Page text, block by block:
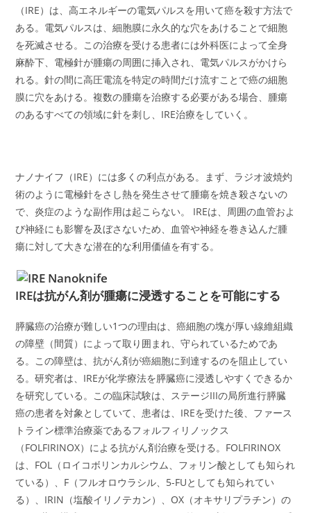
（IRE）は、高エネルギーの電気パルスを用いて癌を殺す方法で
ある。電気パルスは、細胞膜に永久的な穴をあけることで細胞
を死滅させる。この治療を受ける患者には外科医によって全身
麻酔下、電極針が腫瘍の周囲に挿入され、電気パルスがかけら
れる。針の間に高圧電流を特定の時間だけ流すことで癌の細胞
膜に穴をあける。複数の腫瘍を治療する必要がある場合、腫瘍
のあるすべての領域に針を刺し、IRE治療をしていく。
ナノナイフ（IRE）には多くの利点がある。まず、ラジオ波焼灼
術のように電極針をさし熱を発生させて腫瘍を焼き殺さないの
で、炎症のような副作用は起こらない。 IREは、周囲の血管およ
び神経にも影響を及ぼさないため、血管や神経を巻き込んだ腫
瘍に対して大きな潜在的な利用価値を有する。
IREは抗がん剤が腫瘍に浸透することを可能にする
膵臓癌の治療が難しい1つの理由は、癌細胞の塊が厚い線維組織
の障壁（間質）によって取り囲まれ、守られているためであ
る。この障壁は、抗がん剤が癌細胞に到達するのを阻止してい
る。研究者は、IREが化学療法を膵臓癌に浸透しやすくできるか
を研究している。この臨床試験は、ステージIIIの局所進行膵臓
癌の患者を対象としていて、患者は、IREを受けた後、ファース
トライン標準治療薬であるフォルフィリノックス
（FOLFIRINOX）による抗がん剤治療を受ける。FOLFIRINOX
は、FOL（ロイコボリンカルシウム、フォリン酸としても知られ
ている）、F（フルオロウラシル、5-FUとしても知られてい
る）、IRIN（塩酸イリノテカン）、OX（オキサリプラチン）の